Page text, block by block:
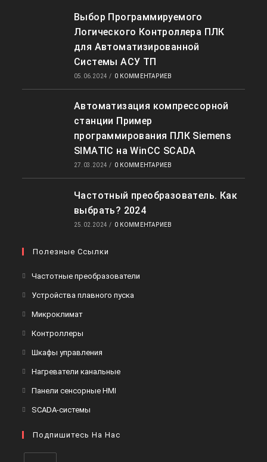
Выбор Программируемого
Логического Контроллера ПЛК
для Автоматизированной
Системы АСУ ТП
05.06.2024 / 0 КОММЕНТАРИЕВ
Автоматизация компрессорной
станции Пример
программирования ПЛК Siemens
SIMATIC на WinCC SCADA
27.03.2024 / 0 КОММЕНТАРИЕВ
Частотный преобразователь. Как
выбрать? 2024
25.02.2024 / 0 КОММЕНТАРИЕВ
Полезные Ссылки
Частотные преобразователи
Устройства плавного пуска
МикроклиматОткроется
вкладке
Контроллеры
вкладке
Шкафы управления
вкладке
Нагреватели канальныеОткроется
Панели сенсорные HMI
вкладке
SCADA-системы
новой
Подпишитесь На Нас